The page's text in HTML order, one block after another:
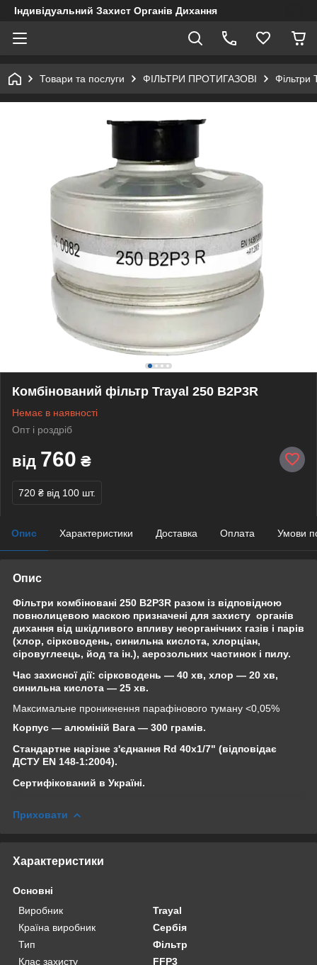
Індивідуальний Захист Органів Дихання
Товари та послуги ФІЛЬТРИ ПРОТИГАЗОВІ Фільтри
Комбінований фільтр Trayal 250 В2Р3R
Немає в наявності
Опт і роздріб
від 760 ₴
720 ₴ від 100 шт.
Опис Характеристики Доставка Оплата Умови
Опис
Фільтри комбіновані 250 В2Р3R разом із відповідною
повнолицевою маскою призначені для захисту органів
дихання від шкідливого впливу неорганічних газів і парів
(хлор, сірководень, синильна кислота, хлорціан,
сіровуглеець, йод та ін.), аерозольних частинок і пилу.
Час захисної дії: сірководень — 40 хв, хлор — 20 хв,
синильна кислота — 25 хв.
Максимальне проникнення парафінового туману <0,05%
Корпус — алюміній Вага — 300 грамів.
Стандартне нарізне з'єднання Rd 40x1/7" (відповідає
ДСТУ EN 148-1:2004).
Сертифікований в Україні.
Приховати
Характеристики
Основні
Виробник
Trayal
Країна виробник
Сербія
Тип
Фільтр
Клас захисту
FFP3